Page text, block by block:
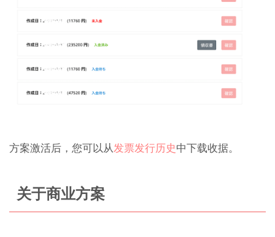
方案激活后，您可以从发票发行历史中下载收据。
关于商业方案